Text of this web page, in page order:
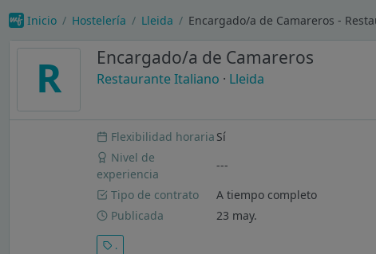
Inicio Hostelería Lleida Encargado/a de Camareros -
R Encargado/a de Camareros
Restaurante Italiano · Lleida
Flexibilidad horaria Sí
Nivel de
experiencia
---
Tipo de contrato
A tiempo completo
Publicada
23 may.
.